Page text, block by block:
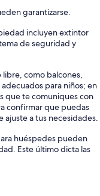
garantizarse.
incluyen extintor
de seguridad y
libre, como balcones,
para niños; en
que te comuniques con
confirmar que puedas
ajuste a tus necesidades.
huéspedes pueden
Este último dicta las